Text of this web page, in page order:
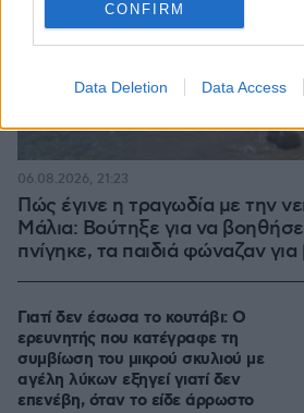
CONFIRM
Data Deletion Data Access
Πώς έγινε η τραγωδία με την
Μάλια: Βούτηξε για να
πνίγηκε, τα παιδιά φώναζαν
06.08.2026, 21:23
Γιατί δεν έσωσα το κουτάβι: Ο
ερευνητής που κατέγραφε τη
συμβίωση του μικρού σκυλιού με
αγέλη λύκων εξηγεί γιατί δεν
επενέβη, όταν το είδε άρρωστο